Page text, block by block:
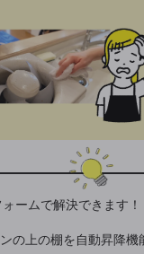
ームで解決できます！
の上の棚を自動昇降機